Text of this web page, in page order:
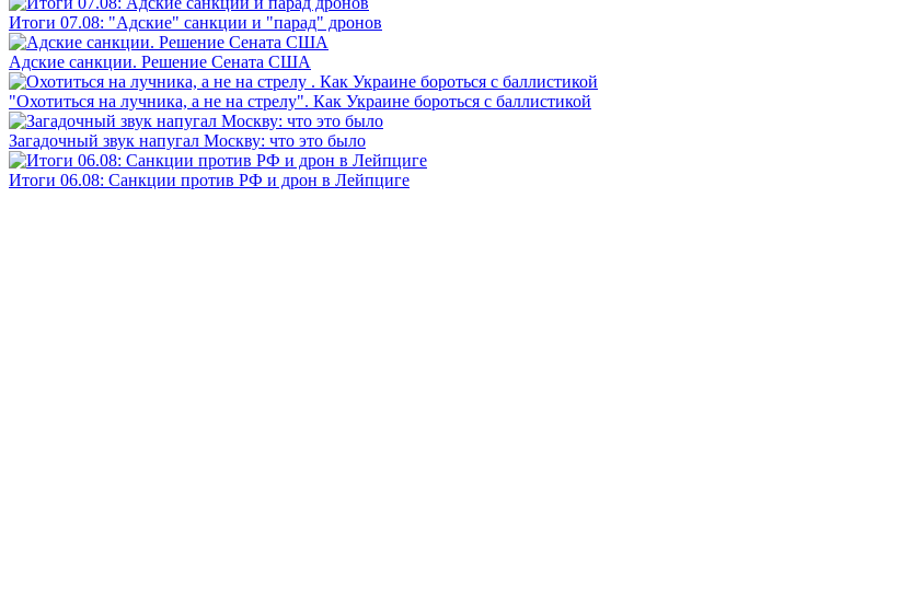
Итоги 07.08: "Адские" санкции и "парад" дронов
Адские санкции. Решение Сената США
"Охотиться на лучника, а не на стрелу". Как Украине бороться с баллистикой
Загадочный звук напугал Москву: что это было
Итоги 06.08: Санкции против РФ и дрон в Лейпциге